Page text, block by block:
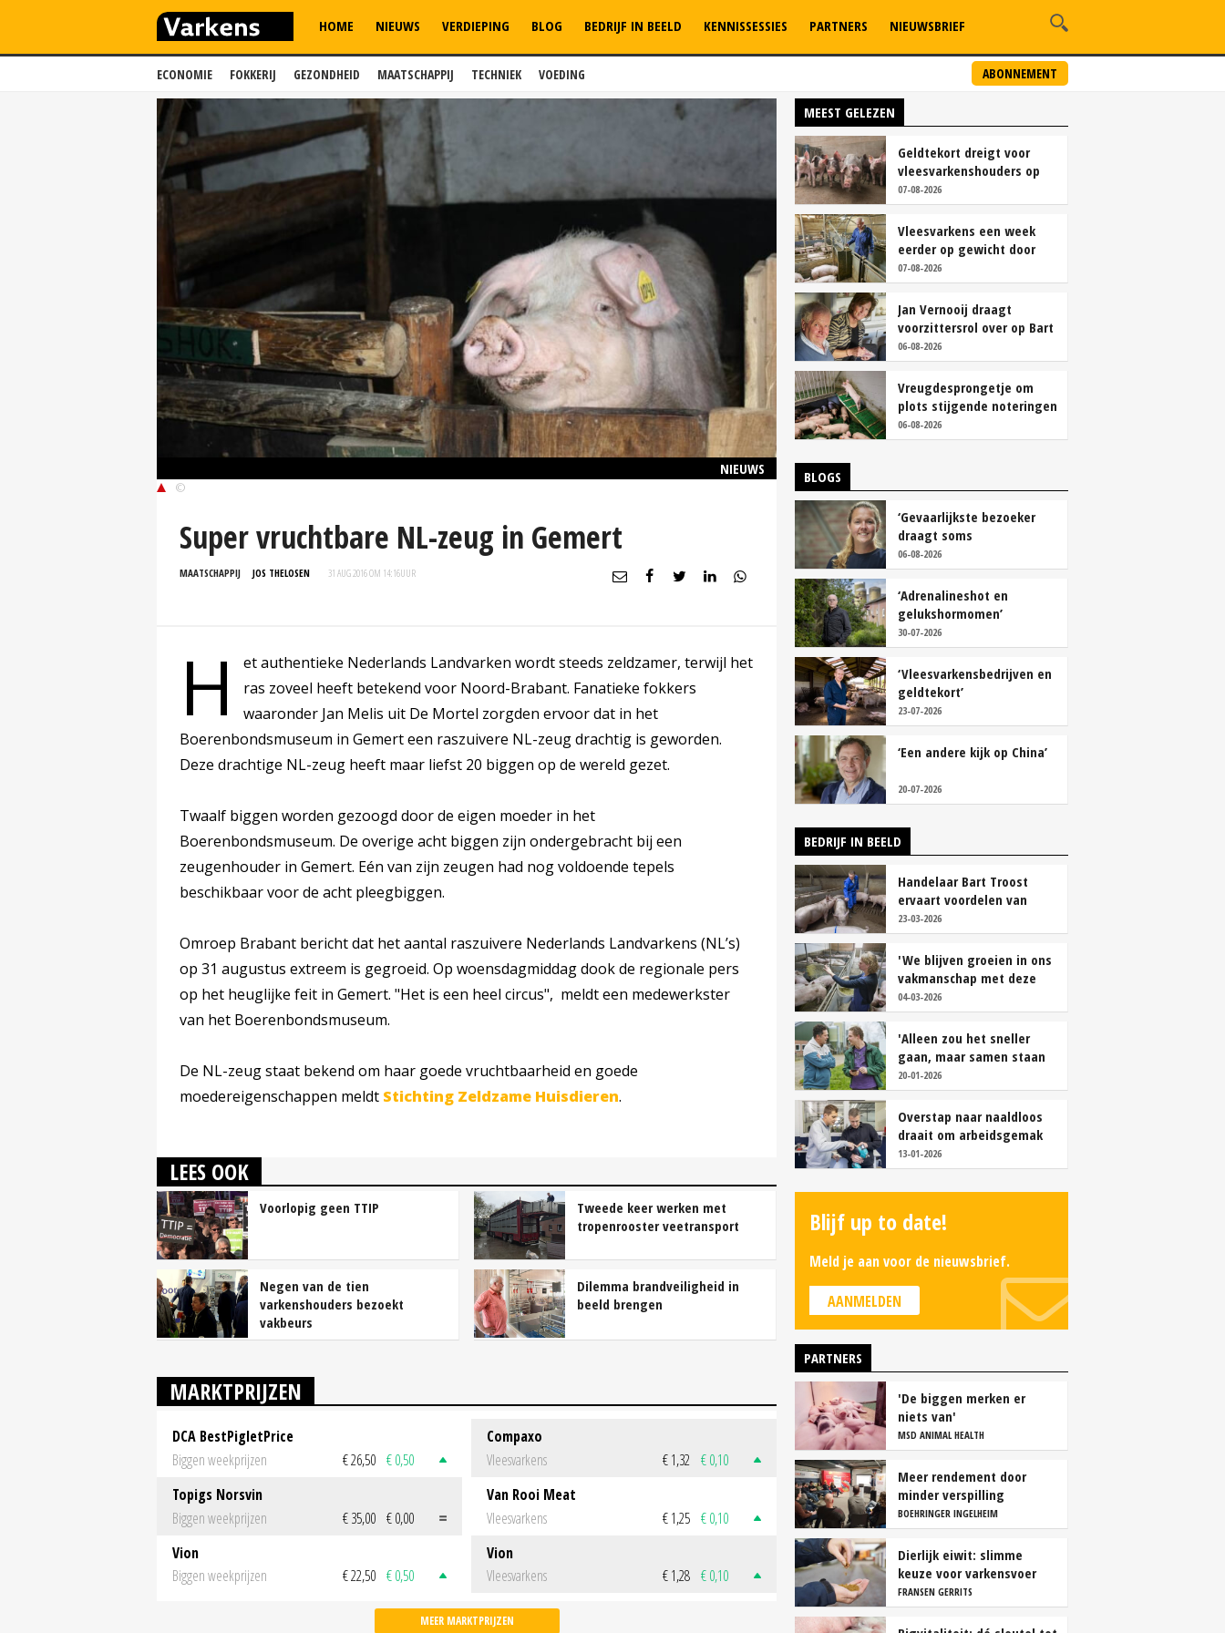
ECONOMIE FOKKERIJ GEZONDHEID MAATSCHAPPIJ TECHNIEK VOEDING ABONNEMENT
HOME NIEUWS VERDIEPING BLOG BEDRIJF IN BEELD KENNISSESSIES PARTNERS NIEUWSBRIEF
NIEUWS
©
Super vruchtbare NL-zeug in Gemert
MAATSCHAPPIJ JOS THELOSEN 31 AUG 2016 OM 14:16UUR
H
et authentieke Nederlands Landvarken wordt steeds zeldzamer, terwijl het
ras zoveel heeft betekend voor Noord-Brabant. Fanatieke fokkers
waaronder Jan Melis uit De Mortel zorgden ervoor dat in het
Boerenbondsmuseum in Gemert een raszuivere NL-zeug drachtig is geworden.
Deze drachtige NL-zeug heeft maar liefst 20 biggen op de wereld gezet.
Twaalf biggen worden gezoogd door de eigen moeder in het
Boerenbondsmuseum. De overige acht biggen zijn ondergebracht bij een
zeugenhouder in Gemert. Eén van zijn zeugen had nog voldoende tepels
beschikbaar voor de acht pleegbiggen.
Omroep Brabant bericht dat het aantal raszuivere Nederlands Landvarkens (NL’s)
op 31 augustus extreem is gegroeid. Op woensdagmiddag dook de regionale pers
op het heuglijke feit in Gemert. "Het is een heel circus", meldt een medewerkster
van het Boerenbondsmuseum.
De NL-zeug staat bekend om haar goede vruchtbaarheid en goede
moedereigenschappen meldt Stichting Zeldzame Huisdieren.
LEES OOK
Voorlopig geen TTIP
Tweede keer werken met
tropenrooster veetransport
Negen van de tien
varkenshouders bezoekt
vakbeurs
Dilemma brandveiligheid in
beeld brengen
MARKTPRIJZEN
DCA BestPigletPrice
Biggen weekprijzen
€ 26,50 € 0,50
Topigs Norsvin
Biggen weekprijzen
€ 35,00 € 0,00
Vion
Biggen weekprijzen
€ 22,50 € 0,50
Compaxo
Vleesvarkens
€ 1,32 € 0,10
Van Rooi Meat
Vleesvarkens
€ 1,25 € 0,10
Vion
Vleesvarkens
€ 1,28 € 0,10
MEER MARKTPRIJZEN
MEEST GELEZEN
Geldtekort dreigt voor
vleesvarkenshouders op
vrije markt
07-08-2026
Vleesvarkens een week
eerder op gewicht door
continu aanbod van
brijvoer
07-08-2026
Jan Vernooij draagt
voorzittersrol over op Bart
Camps
06-08-2026
Vreugdesprongetje om
plots stijgende noteringen
06-08-2026
BLOGS
‘Gevaarlijkste bezoeker
draagt soms
overschoenen’
06-08-2026
‘Adrenalineshot en
gelukshormomen’
30-07-2026
‘Vleesvarkensbedrijven en
geldtekort’
23-07-2026
‘Een andere kijk op China’
20-07-2026
BEDRIJF IN BEELD
Handelaar Bart Troost
ervaart voordelen van
coöperatieve voerfusie
23-03-2026
'We blijven groeien in ons
vakmanschap met deze
teamaanpak'
04-03-2026
'Alleen zou het sneller
gaan, maar samen staan
we stukken sterker'
20-01-2026
Overstap naar naaldloos
draait om arbeidsgemak
en diervriendelijkheid
13-01-2026
Blijf up to date!
Meld je aan voor de nieuwsbrief.
AANMELDEN
PARTNERS
'De biggen merken er
niets van'
MSD ANIMAL HEALTH
Meer rendement door
minder verspilling
BOEHRINGER INGELHEIM
Dierlijk eiwit: slimme
keuze voor varkensvoer
FRANSEN GERRITS